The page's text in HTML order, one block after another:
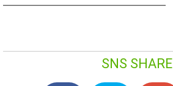
━━━━━━━━━━━━━━━━━━━
SNS SHARE